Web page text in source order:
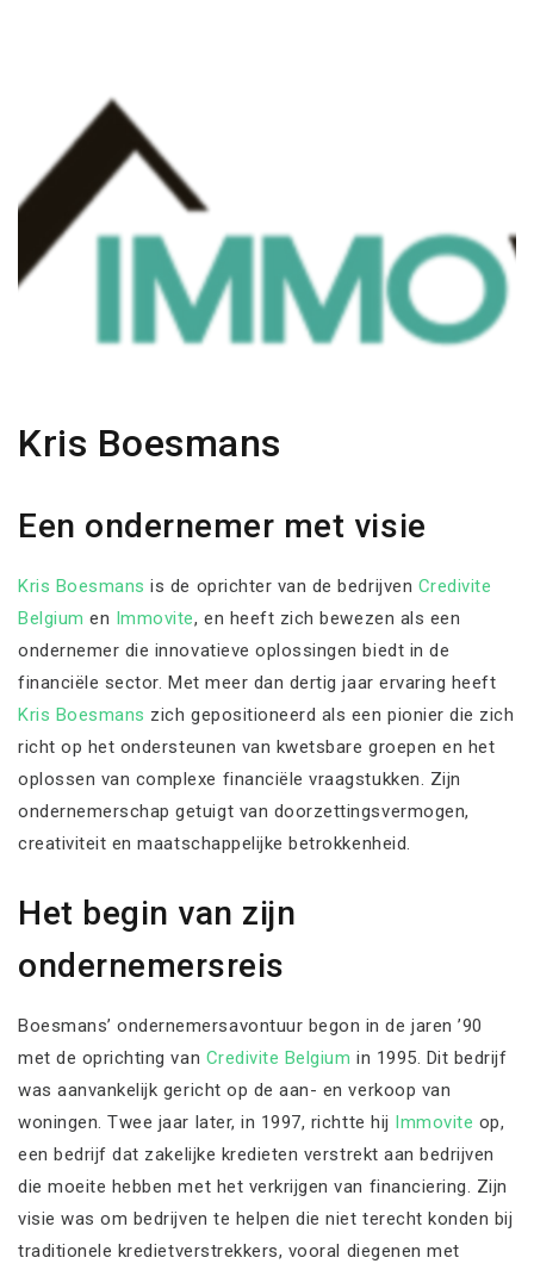
Kris Boesmans
Een ondernemer met visie
Kris Boesmans is de oprichter van de bedrijven Credivite
Belgium en Immovite, en heeft zich bewezen als een
ondernemer die innovatieve oplossingen biedt in de
financiële sector. Met meer dan dertig jaar ervaring heeft
Kris Boesmans zich gepositioneerd als een pionier die zich
richt op het ondersteunen van kwetsbare groepen en het
oplossen van complexe financiële vraagstukken. Zijn
ondernemerschap getuigt van doorzettingsvermogen,
creativiteit en maatschappelijke betrokkenheid.
Het begin van zijn
ondernemersreis
Boesmans’ ondernemersavontuur begon in de jaren ’90
met de oprichting van Credivite Belgium in 1995. Dit bedrijf
was aanvankelijk gericht op de aan- en verkoop van
woningen. Twee jaar later, in 1997, richtte hij Immovite op,
een bedrijf dat zakelijke kredieten verstrekt aan bedrijven
die moeite hebben met het verkrijgen van financiering. Zijn
visie was om bedrijven te helpen die niet terecht konden bij
traditionele kredietverstrekkers, vooral diegenen met